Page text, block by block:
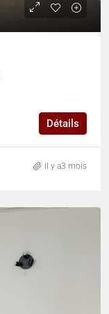
Détails
il y a3 mois